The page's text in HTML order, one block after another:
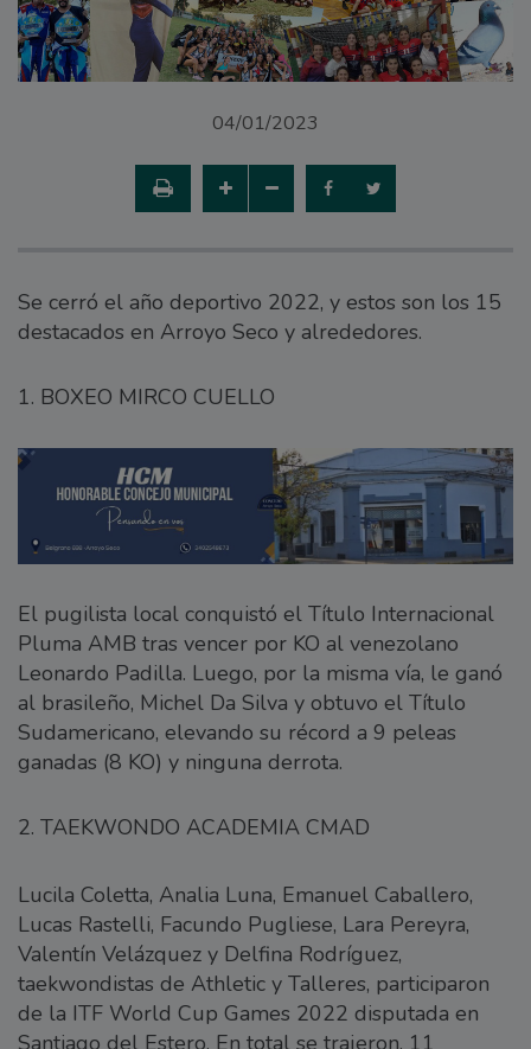
04/01/2023
Se cerró el año deportivo 2022, y estos son los 15
destacados en Arroyo Seco y alrededores.
1. BOXEO MIRCO CUELLO
El pugilista local conquistó el Título Internacional
Pluma AMB tras vencer por KO al venezolano
Leonardo Padilla. Luego, por la misma vía, le ganó
al brasileño, Michel Da Silva y obtuvo el Título
Sudamericano, elevando su récord a 9 peleas
ganadas (8 KO) y ninguna derrota.
2. TAEKWONDO ACADEMIA CMAD
Lucila Coletta, Analia Luna, Emanuel Caballero,
Lucas Rastelli, Facundo Pugliese, Lara Pereyra,
Valentín Velázquez y Delfina Rodríguez,
taekwondistas de Athletic y Talleres, participaron
de la ITF World Cup Games 2022 disputada en